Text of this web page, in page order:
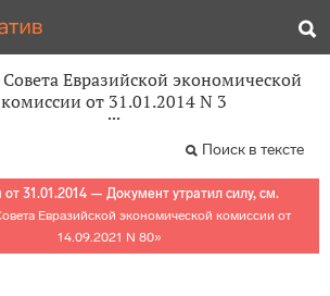
Евразийской экономической
комиссии от 31.01.2014 N 3
Поиск в тексте
от 31.01.2014 — Документ утратил силу, см.
Евразийской экономической комиссии от
14.09.2021 N 80»